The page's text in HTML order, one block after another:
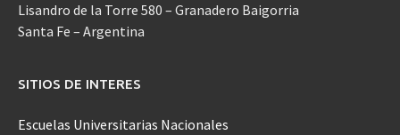
Lisandro de la Torre 580 – Granadero Baigorria
Santa Fe – Argentina
SITIOS DE INTERES
Escuelas Universitarias Nacionales